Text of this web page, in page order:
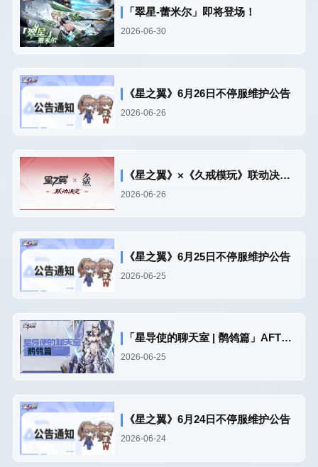
「翠星-蕾米尔」即将登场！
2026-06-30
《星之翼》6月26日不停服维护公告
2026-06-26
《星之翼》×《久戒模玩》联动决定！
2026-06-26
《星之翼》6月25日不停服维护公告
2026-06-25
「星导使的聊天室 | 鹡鸰篇」AFTU与执行部队
2026-06-25
《星之翼》6月24日不停服维护公告
2026-06-24